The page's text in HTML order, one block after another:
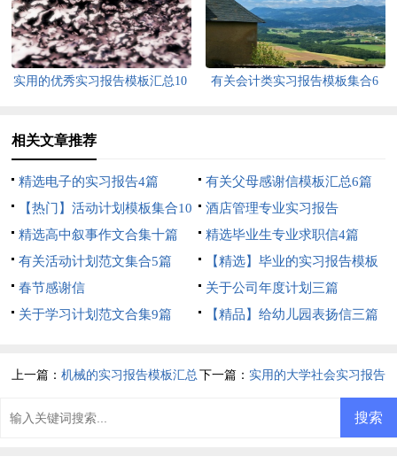
实用的优秀实习报告模板汇总10
有关会计类实习报告模板集合6
相关文章推荐
精选电子的实习报告4篇
有关父母感谢信模板汇总6篇
【热门】活动计划模板集合10
篇
酒店管理专业实习报告
精选高中叙事作文合集十篇
精选毕业生专业求职信4篇
有关活动计划范文集合5篇
【精选】毕业的实习报告模板
合集5篇
春节感谢信
关于公司年度计划三篇
关于学习计划范文合集9篇
【精品】给幼儿园表扬信三篇
上一篇：机械的实习报告模板汇总 下一篇： 实用的大学社会实习报告